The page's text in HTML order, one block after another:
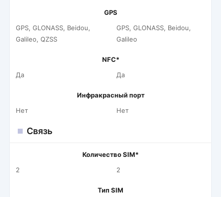
GPS
GPS, GLONASS, Beidou,
Galileo, QZSS
GPS, GLONASS, Beidou,
Galileo
NFC*
Да
Да
Инфракрасный порт
Нет
Нет
Связь
Количество SIM*
2
2
Тип SIM